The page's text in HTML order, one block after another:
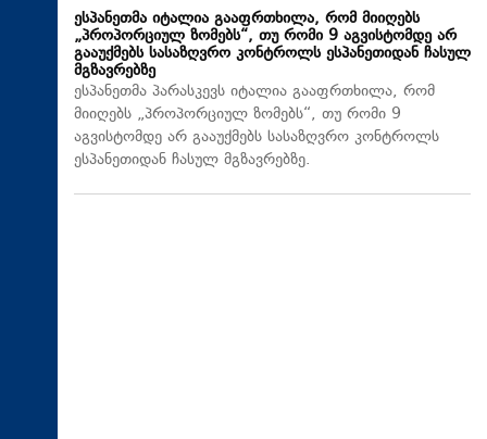
ესპანეთმა იტალია გააფრთხილა, რომ მიიღებს
„პროპორციულ ზომებს“, თუ რომი 9 აგვისტომდე არ
გააუქმებს სასაზღვრო კონტროლს ესპანეთიდან ჩასულ
მგზავრებზე
ესპანეთმა პარასკევს იტალია გააფრთხილა, რომ
მიიღებს „პროპორციულ ზომებს“, თუ რომი 9
აგვისტომდე არ გააუქმებს სასაზღვრო კონტროლს
ესპანეთიდან ჩასულ მგზავრებზე.